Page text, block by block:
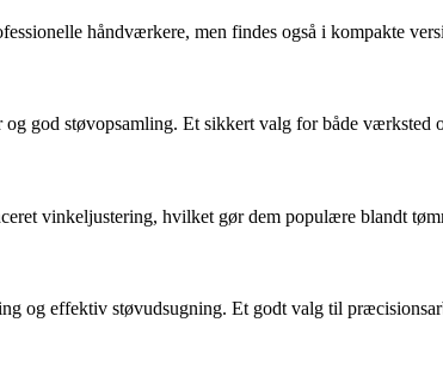
håndværkere, men findes også i kompakte
god støvopsamling. Et sikkert valg for både værksted
vinkeljustering, hvilket gør dem populære blandt
og effektiv støvudsugning. Et godt valg til